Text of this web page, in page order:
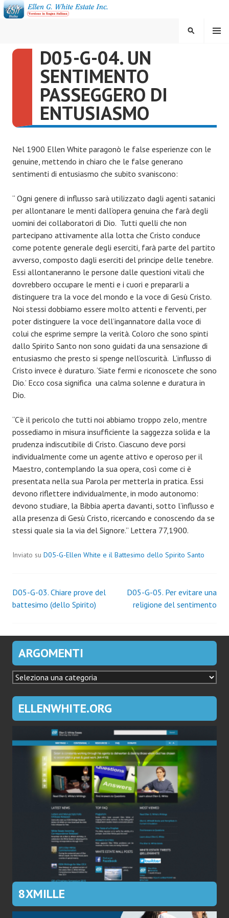
Vai
al
ELLEN G. WHITE ESTATE
INC.
MENU
CERCA
D05-G-04. UN
SENTIMENTO
PASSEGGERO DI
ENTUSIASMO
Nel 1900 Ellen White paragonò le false esperienze con le
genuine, mettendo in chiaro che le false generano
sentimenti di entusiasmo che subito svaniscono:
“ Ogni genere di influsso sarà utilizzato dagli agenti satanici
per allontanare le menti dall’opera genuina che farà degli
uomini dei collaboratori di Dio. Tutti quelli che non
partecipano attivamente alla lotta che Cristo conduce
come potente generale degli eserciti, farà parte del partito
avverso, composto dagli eserciti del principe delle tenebre.
Essi allontaneranno le persone dalle questioni vitali che
dovrebbero occupare le menti e i cuori e prepararli a
distinguere tra la voce del mondo e la voce di Gesù Cristo.
Noi stessi dobbiamo essere molto attenti e ferventi, per
poter distinguere la voce dell’ingannatore dalla voce di
colui che esprime sempre la verità. Coloro che sono spinti
dallo Spirito Santo non sono guidati da una sensazione di
entusiasmo che presto si spenge nell’oscurità. L’influsso di
Cristo invece è duraturo. ‘Siate fermi e riconoscete che sono
Dio.’ Ecco cosa significa una calma solenne e duratura in
Dio.
“C’è il pericolo che tutti noi abbiamo troppo zelo, mentre
possediamo in misura insufficiente la saggezza solida e la
prudenza indiscutibile di Cristo. Ciascuno deve porsi
individualmente come un agente attivo e operoso per il
Maestro, contemplando la sua opera, così come ci è
presentata nella sua Parola per metterla in pratica. Essi
devono riflettere individualmente, in modo autonomo:
devono studiare, la Bibbia aperta davanti, sotto l’influsso e
alla presenza di Gesù Cristo, ricercando e conoscendo da se
stessi quale sia la via del Signore.” Lettera 77,1900.
Inviato su D05-G-Ellen White e il Battesimo dello Spirito Santo
Navigazione
articoli
D05-G-03. Chiare prove del
battesimo (dello Spirito)
D05-G-05. Per evitare una
religione del sentimento
ARGOMENTI
ARGOMENTI
ELLENWHITE.ORG
8XMILLE